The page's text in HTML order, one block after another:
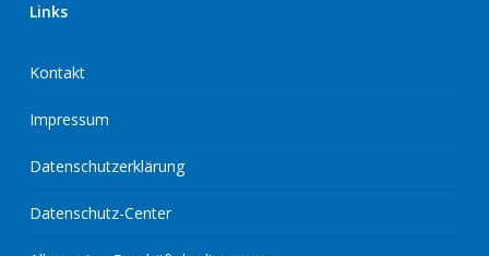
Links
Kontakt
Impressum
Datenschutzerklärung
Datenschutz-Center